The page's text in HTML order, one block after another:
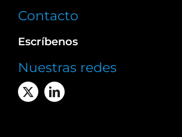
Contacto
Escríbenos
Nuestras redes